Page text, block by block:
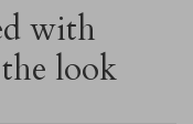
with
look